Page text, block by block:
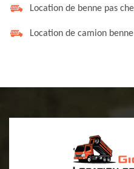
Location de benne pas
Location de camion